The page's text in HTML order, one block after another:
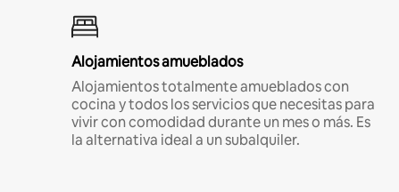
Alojamientos amueblados
Alojamientos totalmente amueblados con
cocina y todos los servicios que necesitas para
vivir con comodidad durante un mes o más. Es
la alternativa ideal a un subalquiler.